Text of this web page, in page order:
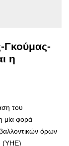
Γκούμας-
η
του
μία φορά
όρων
(ΥΗΕ)